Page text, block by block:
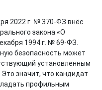
2022 г. № 370-ФЗ внёс
закона «О
1994 г. № 69-ФЗ.
безопасность может
установленным
значит, что кандидат
профильным